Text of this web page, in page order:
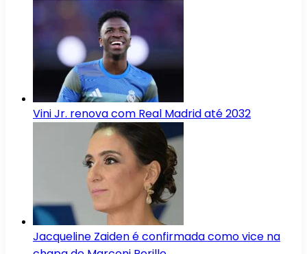
Vini Jr. renova com Real Madrid até 2032
Jacqueline Zaiden é confirmada como vice na